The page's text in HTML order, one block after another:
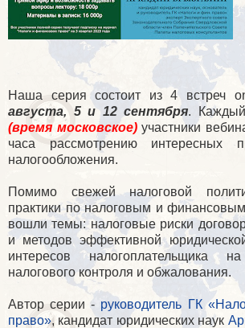
Наша серия состоит из 4 встреч
августа, 5 и 12 сентября.
(время московское)участники
часа рассмотрению интересных
налогообложения.
Помимо свежей налоговой
практики по налоговым и
вошли темы: налоговые риски
и методов эффективной
интересов налогоплательщика
налогового контроля и обжалования.
Автор серии - руководитель ГК
право», кандидат юридических наук